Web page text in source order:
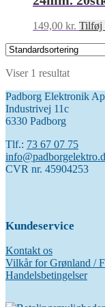
149,00 kr. Tilføj
Viser 1 resultat
Padborg Elektronik
Industrivej 11c
6330 Padborg
Tlf.: 73 67 07 75
CVR nr. 45904253
Kundeservice
Kontakt os
Vilkår for Grønland /
Handelsbetingelser